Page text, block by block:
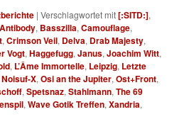
|Verschlagwortet mit[:SITD:],
Antibody, Basszilla,Camouflage,
,Crimson Veil, Delva, Drab Majesty,
Vogt,Haggefugg,Janus,Joachim Witt,
, L’Âme Immortelle, Leipzig, Letzte
Noisuf-X,Osi an the Jupiter,Ost+Front,
,Spetsnaz,Stahlmann,The 69
,Wave Gotik Treffen,Xandria,